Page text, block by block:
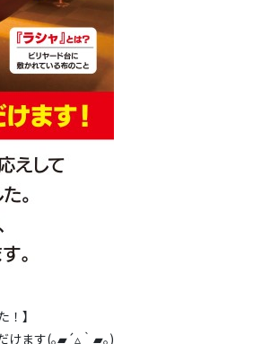
】
けます(｡▰´▵｀▰｡)